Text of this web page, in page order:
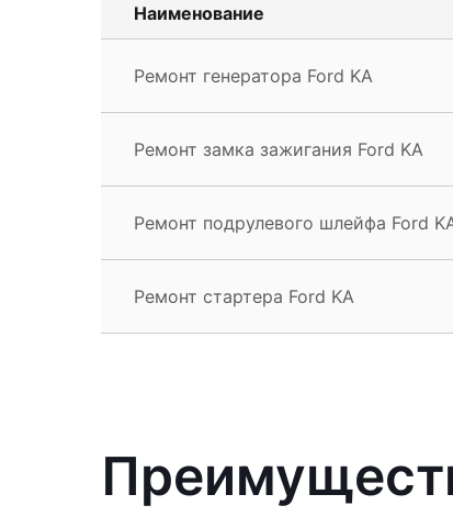
Наименование
Ремонт генератора Ford KA
Ремонт замка зажигания Ford KA
Ремонт подрулевого шлейфа Ford
Ремонт стартера Ford KA